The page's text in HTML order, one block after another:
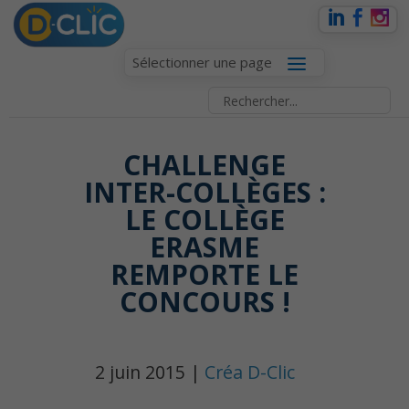
Sélectionner une page
CHALLENGE
INTER-COLLÈGES :
LE COLLÈGE
ERASME
REMPORTE LE
CONCOURS !
2 juin 2015 | Créa D-Clic